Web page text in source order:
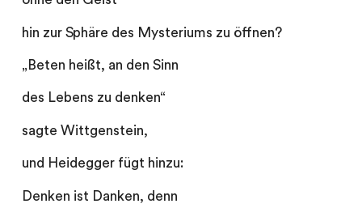
hin zur Sphäre des Mysteriums zu öffnen?
„Beten heißt, an den Sinn
des Lebens zu denken“
sagte Wittgenstein,
und Heidegger fügt hinzu:
Denken ist Danken, denn